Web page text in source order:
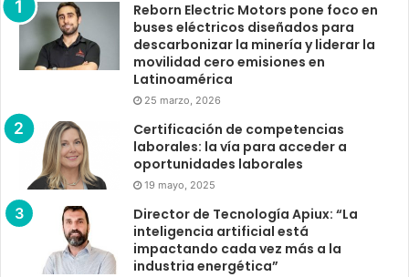
Reborn Electric Motors pone foco en
buses eléctricos diseñados para
descarbonizar la minería y liderar la
movilidad cero emisiones en
Latinoamérica
25 marzo, 2026
Certificación de competencias
laborales: la vía para acceder a
oportunidades laborales
19 mayo, 2025
Director de Tecnología Apiux: “La
inteligencia artificial está
impactando cada vez más a la
industria energética”